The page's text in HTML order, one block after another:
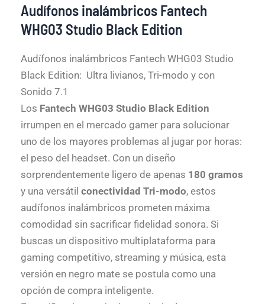
Audífonos inalámbricos Fantech
WHG03 Studio Black Edition
Audífonos inalámbricos Fantech WHG03 Studio
Black Edition: Ultra livianos, Tri-modo y con
Sonido 7.1
Los Fantech WHG03 Studio Black Edition
irrumpen en el mercado gamer para solucionar
uno de los mayores problemas al jugar por horas:
el peso del headset. Con un diseño
sorprendentemente ligero de apenas 180 gramos
y una versátil conectividad Tri-modo, estos
audífonos inalámbricos prometen máxima
comodidad sin sacrificar fidelidad sonora. Si
buscas un dispositivo multiplataforma para
gaming competitivo, streaming y música, esta
versión en negro mate se postula como una
opción de compra inteligente.